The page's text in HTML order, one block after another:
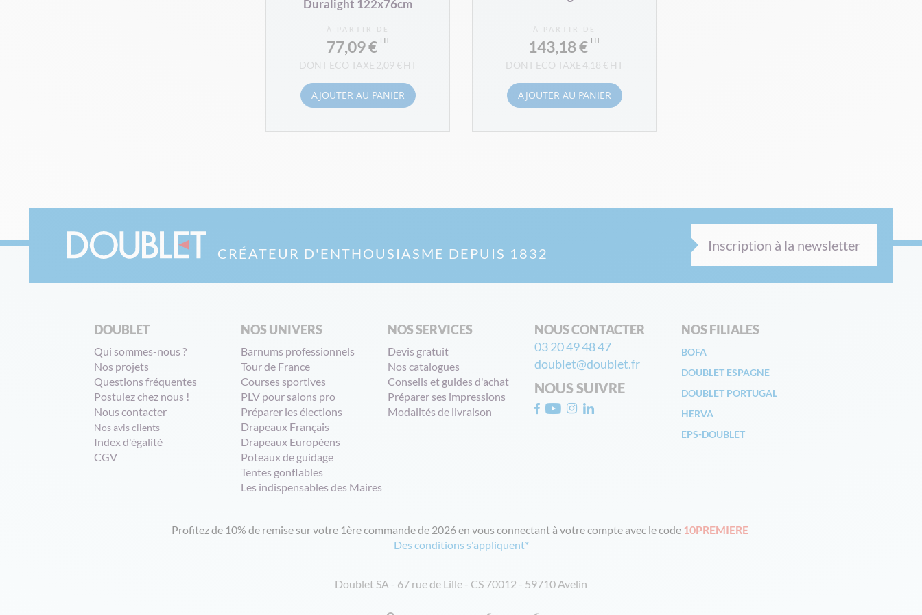
Duralight 122x76cm
À PARTIR DE
77,09 €
2,09 €
AJOUTER AU PANIER
À PARTIR DE
143,18 €
4,18 €
AJOUTER AU PANIER
CRÉATEUR D'ENTHOUSIASME DEPUIS 1832 Inscription à la newsletter
DOUBLET
Qui sommes-nous ?
Nos projets
Questions fréquentes
Postulez chez nous !
Nous contacter
Nos avis clients
Index d'égalité
CGV
NOS UNIVERS
Barnums professionnels
Tour de France
Courses sportives
PLV pour salons pro
Préparer les élections
Drapeaux Français
Drapeaux Européens
Poteaux de guidage
Tentes gonflables
Les indispensables des Maires
NOS SERVICES
Devis gratuit
Nos catalogues
Conseils et guides d'achat
Préparer ses impressions
Modalités de livraison
NOUS CONTACTER
03 20 49 48 47
doublet@doublet.fr
NOUS SUIVRE
NOS FILIALES
BOFA
DOUBLET ESPAGNE
DOUBLET PORTUGAL
HERVA
EPS-DOUBLET
Profitez de 10% de remise sur votre 1ère commande de 2026 en vous connectant à votre compte avec le code 10PREMIERE
Des conditions s'appliquent*
Doublet SA - 67 rue de Lille - CS 70012 - 59710 Avelin